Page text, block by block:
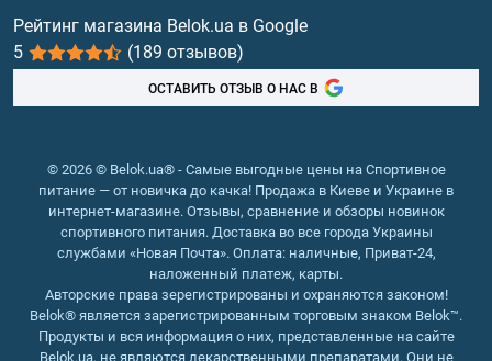
Витамины и минералы
Рыбий жир, жирные кислоты
Рейтинг магазина Belok.ua в Google
5
(189 отзывов)
ОСТАВИТЬ ОТЗЫВ О НАС В
© 2026 © Belok.ua® - Самые выгодные цены на Спортивное
питание — от новичка до качка! Продажа в Киеве и Украине в
интернет-магазине. Отзывы, сравнение и обзоры новинок
спортивного питания. Доставка во все города Украины
службами «Новая Почта». Оплата: наличные, Приват-24,
наложенный платеж, карты.
Авторские права зерегистрированы и охраняются законом!
Belok® является зарегистрированным торговым знаком Belok™.
Продукты и вся информация о них, представленные на сайте
Belok.ua, не являются лекарственными препаратами. Они не